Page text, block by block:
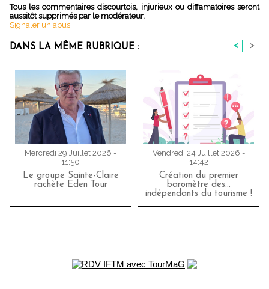
Tous les commentaires discourtois, injurieux ou diffamatoires seront
aussitôt supprimés par le modérateur.
Signaler un abus
DANS LA MÊME RUBRIQUE : < >
Mercredi 29 Juillet 2026 -
11:50
Le groupe Sainte-Claire
rachète Eden Tour
Vendredi 24 Juillet 2026 -
14:42
Création du premier
baromètre des…
indépendants du tourisme !